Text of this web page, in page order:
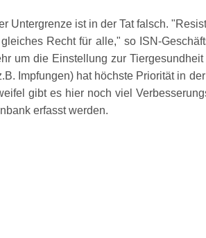
Untergrenze ist in der Tat falsch.
Recht für alle,
so ISN-
um die Einstellung zur
Impfungen) hat höchste Priorität in
gibt es hier noch viel
erfasst werden.